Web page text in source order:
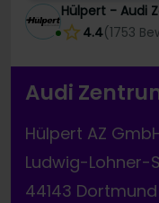
Hülpert - Audi
4.4(1753
Audi
Hülpert AZ
Ludwig-Lohner-
44143 Dortmund